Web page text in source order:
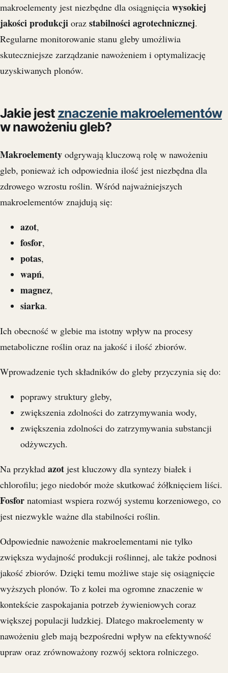
makroelementy jest niezbędne dla osiągnięcia wysokiej
jakości produkcji oraz stabilności agrotechnicznej.
Regularne monitorowanie stanu gleby umożliwia
skuteczniejsze zarządzanie nawożeniem i optymalizację
uzyskiwanych plonów.
Jakie jest znaczenie makroelementów
w nawożeniu gleb?
Makroelementy odgrywają kluczową rolę w nawożeniu
gleb, ponieważ ich odpowiednia ilość jest niezbędna dla
zdrowego wzrostu roślin. Wśród najważniejszych
makroelementów znajdują się:
azot,
fosfor,
potas,
wapń,
magnez,
siarka.
Ich obecność w glebie ma istotny wpływ na procesy
metaboliczne roślin oraz na jakość i ilość zbiorów.
Wprowadzenie tych składników do gleby przyczynia się do:
poprawy struktury gleby,
zwiększenia zdolności do zatrzymywania wody,
zwiększenia zdolności do zatrzymywania substancji
odżywczych.
Na przykład azot jest kluczowy dla syntezy białek i
chlorofilu; jego niedobór może skutkować żółknięciem liści.
Fosfor natomiast wspiera rozwój systemu korzeniowego, co
jest niezwykle ważne dla stabilności roślin.
Odpowiednie nawożenie makroelementami nie tylko
zwiększa wydajność produkcji roślinnej, ale także podnosi
jakość zbiorów. Dzięki temu możliwe staje się osiągnięcie
wyższych plonów. To z kolei ma ogromne znaczenie w
kontekście zaspokajania potrzeb żywieniowych coraz
większej populacji ludzkiej. Dlatego makroelementy w
nawożeniu gleb mają bezpośredni wpływ na efektywność
upraw oraz zrównoważony rozwój sektora rolniczego.